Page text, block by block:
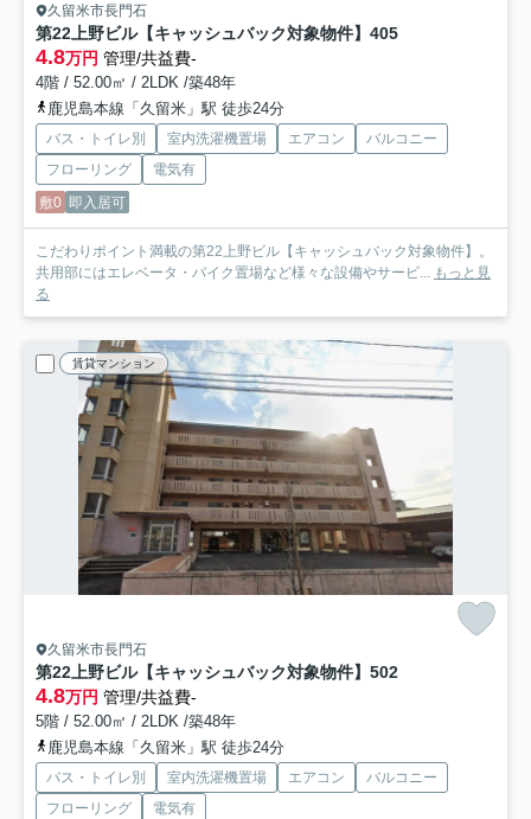
久留米市長門石
第22上野ビル【キャッシュバック対象物件】 405
4.8万円 管理/共益費-
4階 / 52.00㎡ / 2LDK /築48年
鹿児島本線「久留米」駅 徒歩24分
バス・トイレ別 室内洗濯機置場 エアコン
バルコニー
フローリング
電気有
敷0 即入居可
こだわりポイント満載の第22上野ビル【キャッシュバック対象物件】。
共用部にはエレベータ・バイク置場など様々な設備やサービ... もっと見
る
賃貸マンション
久留米市長門石
第22上野ビル【キャッシュバック対象物件】 502
4.8万円 管理/共益費-
5階 / 52.00㎡ / 2LDK /築48年
鹿児島本線「久留米」駅 徒歩24分
バス・トイレ別 室内洗濯機置場 エアコン
バルコニー
フローリング
電気有